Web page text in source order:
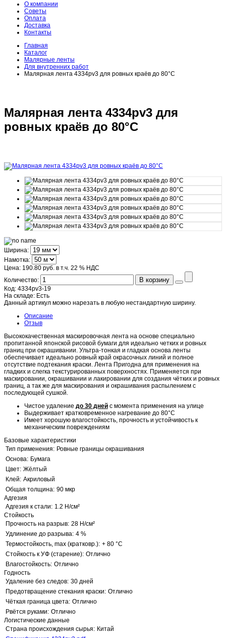
О компании
Советы
Оплата
Доставка
Контакты
Главная
Каталог
Малярные ленты
Для внутренних работ
Малярная лента 4334pv3 для ровных краёв до 80°C
Малярная лента 4334pv3 для
ровных краёв до 80°C
Ширина:
Намотка:
Цена: 190.80 руб. в т.ч. 22 % НДС
Количество:
В корзину
Код: 4334pv3-19
На складе: Есть
Данный артикул можно нарезать в любую нестандартную ширину.
Описание
Отзыв
Высококачественная маскировочная лента на основе специально
пропитанной японской рисовой бумаги для идеально четких и ровных
границ при окрашивании. Ультра-тонкая и гладкая основа ленты
обеспечивает идеально ровный край окрасочных линий и полное
отсутствие подтекания краски. Лента Пригодна для применения на
гладких и слегка текстурированных поверхностях. Применяется при
маскировании, окрашивании и лакировании для создания чётких и ровных
границ, а так же для маскирования и окрашивания распылением с
последующей сушкой.
Чистое удаление до 30 дней с момента применения на улице
Выдерживает кратковременное нагревание до 80°C
Имеет хорошую влагостойкость, прочность и устойчивость к
механическим повреждениям
Базовые характеристики
Тип применения: Ровные границы окрашивания
Основа: Бумага
Цвет: Жёлтый
Клей: Акриловый
Общая толщина: 90 мкр
Адгезия
Адгезия к стали: 1.2 Н/см²
Стойкость
Прочность на разрыв: 28 Н/см²
Удлинение до разрыва: 4 %
Термостойкость, max (кратковр.): + 80 °C
Стойкость к УФ (старение): Отлично
Влагостойкость: Отлично
Годность
Удаление без следов: 30 дней
Предотвращение стекания краски: Отлично
Чёткая граница цвета: Отлично
Рвётся руками: Отлично
Логистические данные
Страна происхождения сырья: Китай